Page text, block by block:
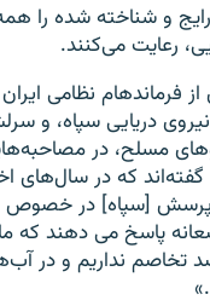
و شناخته شده را همه
رعایت می‌کنند.
فرماندهام نظامی ایران
دریایی سپاه، و
مسلح، در
که در سال‌های
[سپاه] در خصوص
پاسخ می دهند که ما
نداریم و در